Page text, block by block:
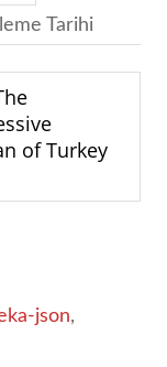
Tarihi
of Turkey
json,